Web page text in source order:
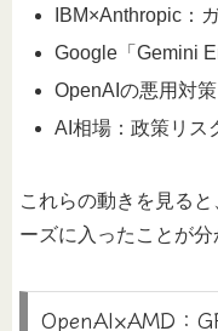
IBM×Anthropic：
Google「Gemini
OpenAIの悪用対
AI相場：政策リス
これらの動きを見ると
ーズに入ったことが分
OpenAI×AMD：